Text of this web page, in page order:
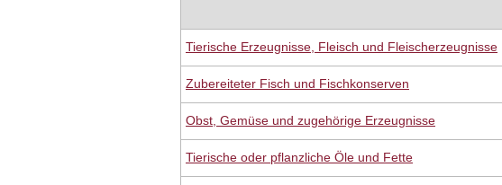
Tierische Erzeugnisse, Fleisch und Fleischerzeugnisse
Zubereiteter Fisch und Fischkonserven
Obst, Gemüse und zugehörige Erzeugnisse
Tierische oder pflanzliche Öle und Fette